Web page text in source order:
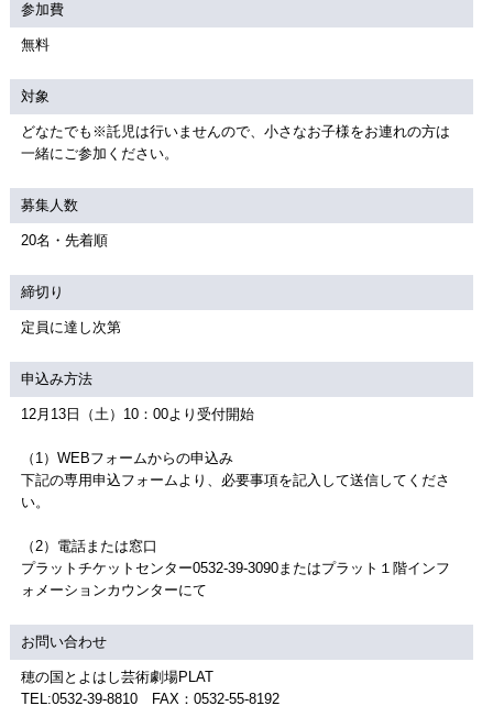
参加費
無料
対象
どなたでも※託児は行いませんので、小さなお子様をお連れの方は
一緒にご参加ください。
募集人数
20名・先着順
締切り
定員に達し次第
申込み方法
12月13日（土）10：00より受付開始
（1）WEBフォームからの申込み
下記の専用申込フォームより、必要事項を記入して送信してくださ
い。
（2）電話または窓口
プラットチケットセンター0532-39-3090またはプラット１階インフ
ォメーションカウンターにて
お問い合わせ
穂の国とよはし芸術劇場PLAT
TEL:0532-39-8810 FAX：0532-55-8192